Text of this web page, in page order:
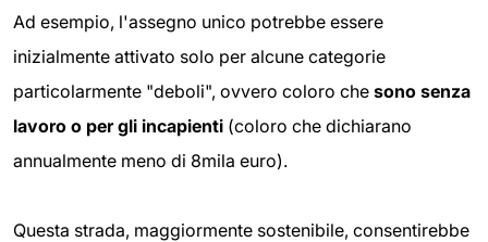
Ad esempio, l'assegno unico potrebbe essere
inizialmente attivato solo per alcune categorie
particolarmente "deboli", ovvero coloro che sono senza
lavoro o per gli incapienti (coloro che dichiarano
annualmente meno di 8mila euro).
Questa strada, maggiormente sostenibile, consentirebbe